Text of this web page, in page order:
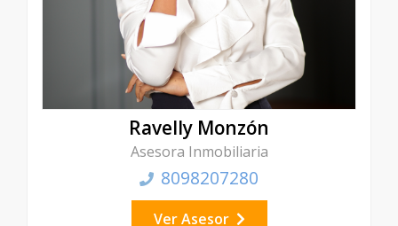
Ravelly Monzón
Asesora Inmobiliaria
8098207280
Ver Asesor